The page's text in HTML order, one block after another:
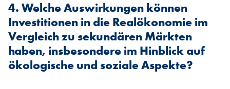
4. Welche Auswirkungen können
Investitionen in die Realökonomie im
Vergleich zu sekundären Märkten
haben, insbesondere im Hinblick auf
ökologische und soziale Aspekte?